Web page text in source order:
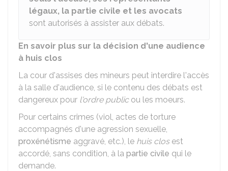
légaux, la partie civile et les avocats
sont autorisés à assister aux débats.
En savoir plus sur la décision d'une audience
à huis clos
La cour d'assises des mineurs peut interdire l'accès
à la salle d'audience, si le contenu des débats est
dangereux pour l'ordre publicou les moeurs.
Pour certains crimes (viol, actes de torture
accompagnés d'une agression sexuelle,
proxénétisme aggravé, etc.), le huis clos est
accordé, sans condition, à la partie civile qui le
demande.